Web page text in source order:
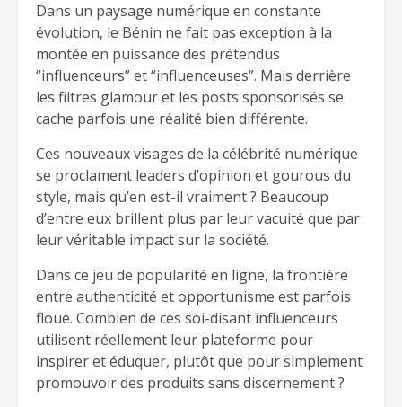
Dans un paysage numérique en constante
évolution, le Bénin ne fait pas exception à la
montée en puissance des prétendus
“influenceurs” et “influenceuses”. Mais derrière
les filtres glamour et les posts sponsorisés se
cache parfois une réalité bien différente.
Ces nouveaux visages de la célébrité numérique
se proclament leaders d’opinion et gourous du
style, mais qu’en est-il vraiment ? Beaucoup
d’entre eux brillent plus par leur vacuité que par
leur véritable impact sur la société.
Dans ce jeu de popularité en ligne, la frontière
entre authenticité et opportunisme est parfois
floue. Combien de ces soi-disant influenceurs
utilisent réellement leur plateforme pour
inspirer et éduquer, plutôt que pour simplement
promouvoir des produits sans discernement ?